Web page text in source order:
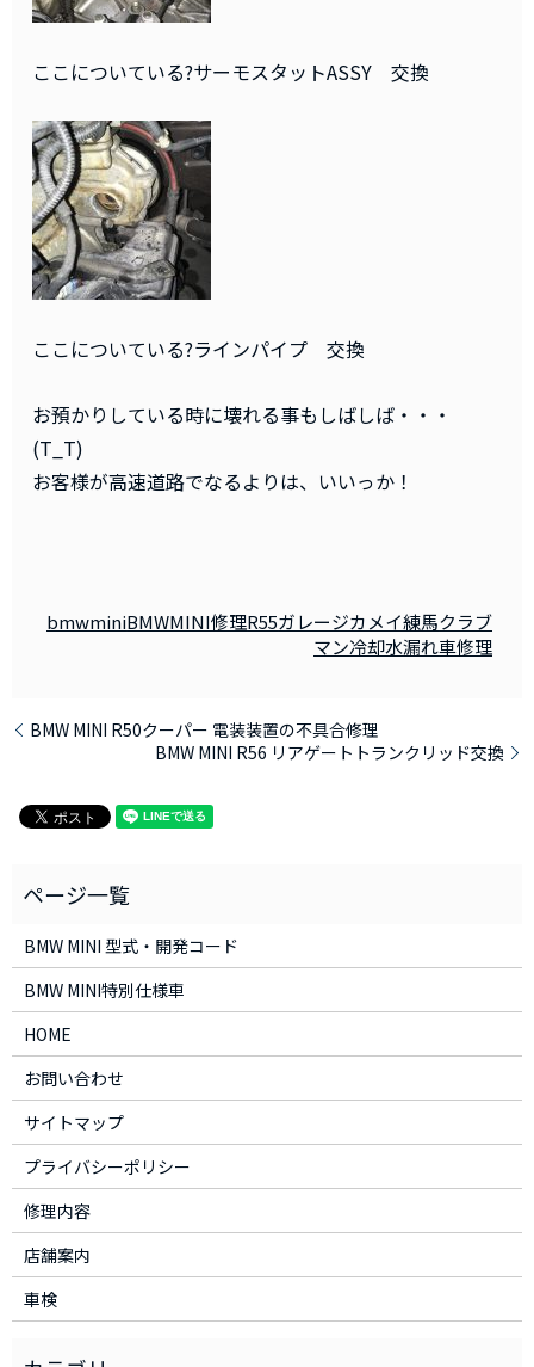
ここについている?サーモスタットASSY 交換
ここについている?ラインパイプ 交換
お預かりしている時に壊れる事もしばしば・・・
(T_T)
お客様が高速道路でなるよりは、いいっか！
bmwminiBMWMINI修理R55ガレージカメイ練馬クラブ
マン冷却水漏れ車修理
BMW MINI R50クーパー 電装装置の不具合修理
BMW MINI R56 リアゲートトランクリッド交換
BMW MINI 型式・開発コード
BMW MINI特別仕様車
HOME
お問い合わせ
サイトマップ
プライバシーポリシー
修理内容
店舗案内
車検